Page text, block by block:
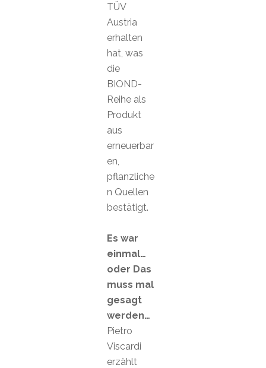
TÜV
Austria
erhalten
hat, was
die
BIOND-
Reihe als
Produkt
aus
erneuerbar
en,
pflanzliche
n Quellen
bestätigt.
Es war
einmal…
oder Das
muss mal
gesagt
werden…
Pietro
Viscardi
erzählt